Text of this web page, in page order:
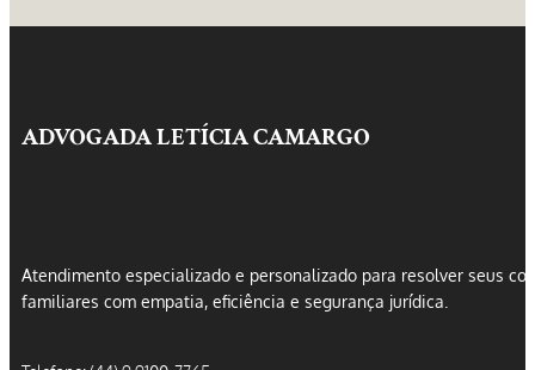
ADVOGADA LETÍCIA CAMARGO
Atendimento especializado e personalizado para resolver seus
familiares com empatia, eficiência e segurança jurídica.